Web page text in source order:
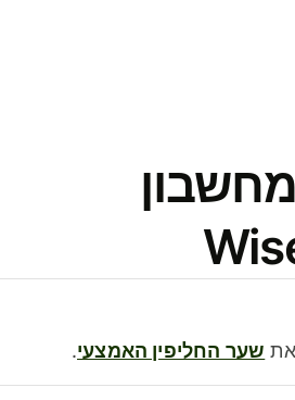
שער החליפין האמצעי.